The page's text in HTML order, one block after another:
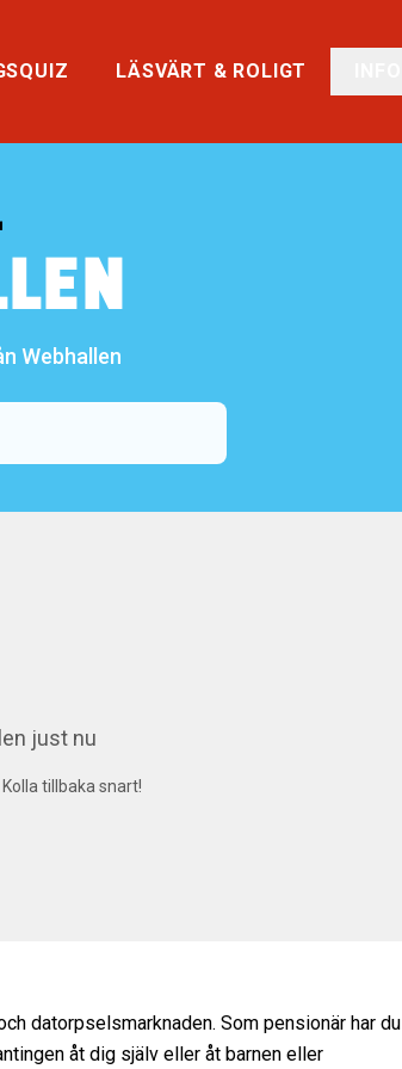
LÄSVÄRT & ROLIGT
Webhallen
just nu
tillbaka snart!
datorpselsmarknaden. Som pensionär har du
åt dig själv eller åt barnen eller